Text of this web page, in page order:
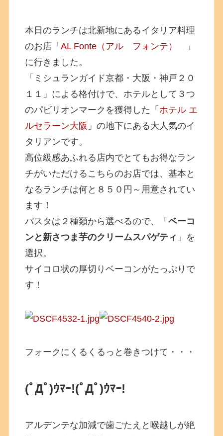
本日のランチは北新地にあるイタリア料理
のお店「AL Fonte（アル フォンテ）
」
に行きました。
「ミシュランガイド京都・大阪・神戸２０
１１」による格付けで、ホテルとして３つ
のパビリオンマークを獲得した「 ホテル エ
ルセラーン大阪 」の地下にある大人気のイ
タリアンです。
高位級感あふれる店内でとてもお得なラン
チがいただけるこちらのお店では、基本と
なるランチは何と８５０円～用意されてい
ます！
パスタは２種類から選べるので、「ベーコ
ンと新さつま芋のクリームスパゲティ 」を
選択。
サイコロ状の厚切りベーコンがたっぷりで
す！
フォークにくるくるっと巻きつけて・・・
(ﾟДﾟ)ｳﾏｰ!(ﾟДﾟ)ｳﾏｰ!
アルデンテな加減で歯ごたえと喉越しが絶